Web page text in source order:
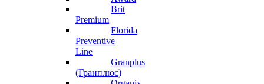
Brit
Premium
Florida
Preventive
Line
Granplus
(Гранплюс)